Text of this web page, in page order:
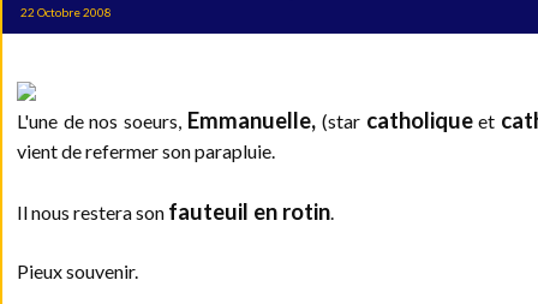
22 Octobre 2008
L'une de nos soeurs, Emmanuelle, (star catholiqueet
vient de refermer son parapluie.
Il nous restera son fauteuil en rotin.
Pieux souvenir.